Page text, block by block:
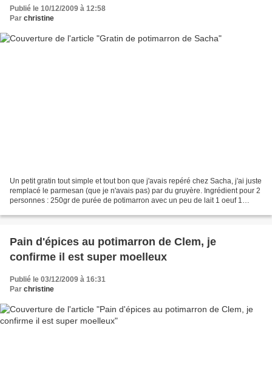
Publié le 10/12/2009 à 12:58
Par christine
Un petit gratin tout simple et tout bon que j'avais repéré chez Sacha, j'ai juste
remplacé le parmesan (que je n'avais pas) par du gruyère. Ingrédient pour 2
personnes : 250gr de purée de potimarron avec un peu de lait 1 oeuf 1
Pain d'épices au potimarron de Clem, je
confirme il est super moelleux
Publié le 03/12/2009 à 16:31
Par christine